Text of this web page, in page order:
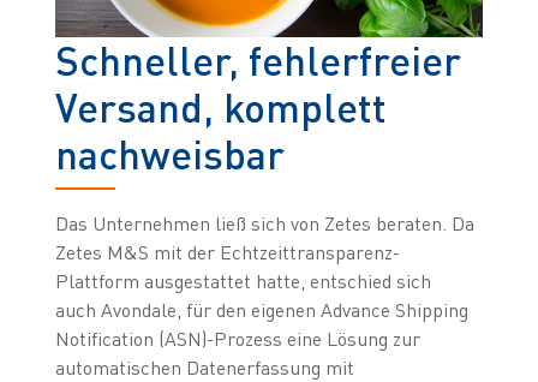
Schneller, fehlerfreier
Versand, komplett
nachweisbar
Das Unternehmen ließ sich von Zetes beraten. Da
Zetes M&S mit der Echtzeittransparenz-
Plattform ausgestattet hatte, entschied sich
auch Avondale, für den eigenen Advance Shipping
Notification (ASN)-Prozess eine Lösung zur
automatischen Datenerfassung mit